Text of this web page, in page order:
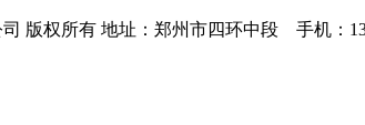
版权所有 地址：郑州市四环中段 手机：